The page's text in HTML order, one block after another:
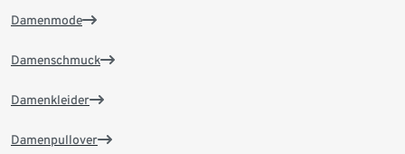
Damenmode
Damenschmuck
Damenkleider
Damenpullover